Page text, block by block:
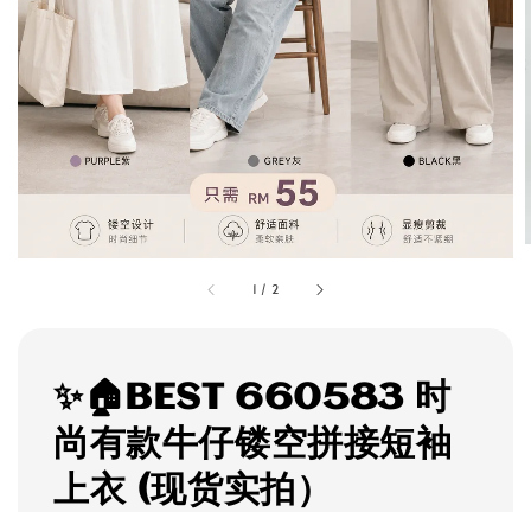
1 / 2
✨🏠BEST 660583 时
尚有款牛仔镂空拼接短袖
上衣 (现货实拍）